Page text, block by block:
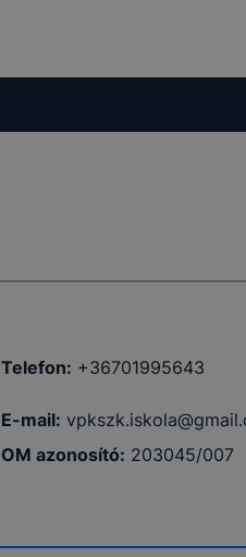
Telefon: +36701995643
E-mail:
OM azonosító: 203045/007